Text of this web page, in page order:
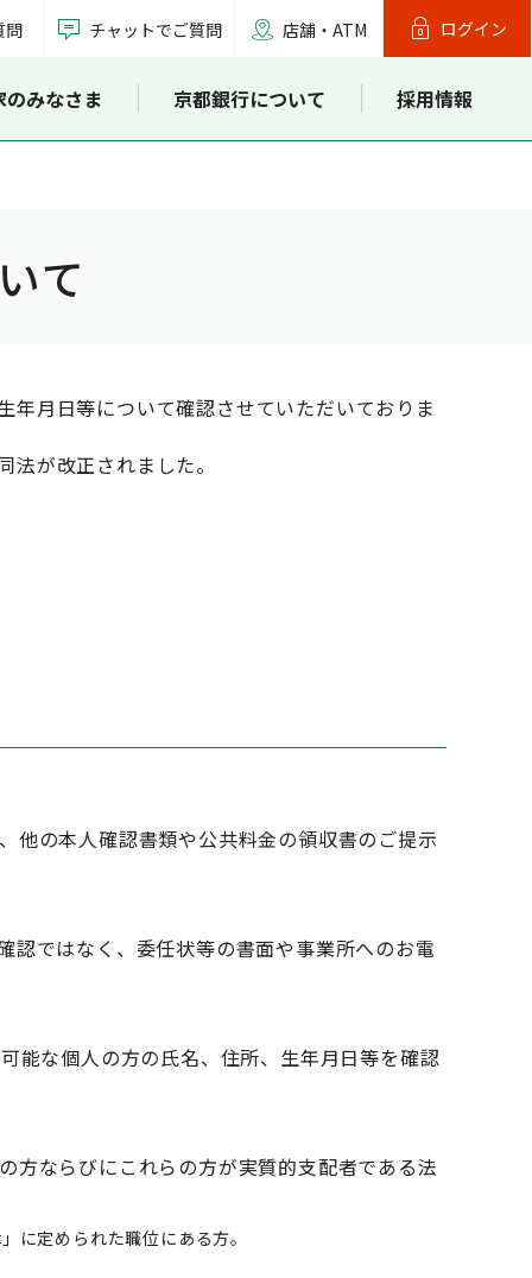
問 チャットでご質問 店舗・ATM ログイン
みなさま 京都銀行について 採用情報
て
年月日等について確認させていただいておりま
が改正されました。
他の本人確認書類や公共料金の領収書のご提示
認ではなく、委任状等の書面や事業所へのお電
能な個人の方の氏名、住所、生年月日等を確認
ならびにこれらの方が実質的支配者である法
に定められた職位にある方。